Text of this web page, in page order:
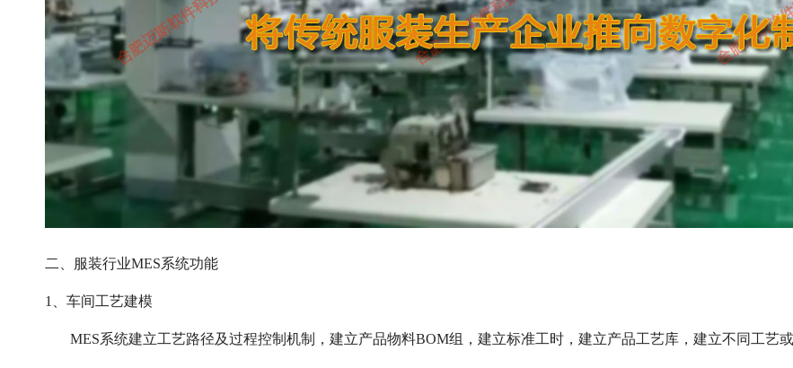
二、服装行业MES系统功能
1、车间工艺建模
MES系统建立工艺路径及过程控制机制，建立产品物料BOM组，建立标准工时，建立产品工艺库，建立不同工艺或